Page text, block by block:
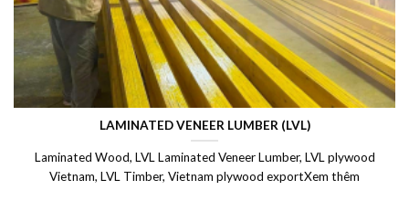
LAMINATED VENEER LUMBER (LVL)
Laminated Wood, LVL Laminated Veneer Lumber, LVL plywood
Vietnam, LVL Timber, Vietnam plywood exportXem thêm